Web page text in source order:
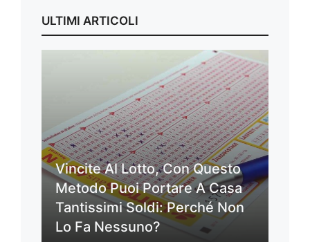
ULTIMI ARTICOLI
Vincite Al Lotto, Con Questo
Metodo Puoi Portare A Casa
Tantissimi Soldi: Perché Non
Lo Fa Nessuno?